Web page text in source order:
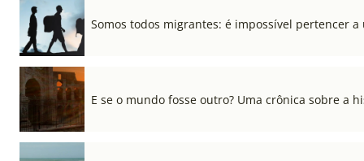
Somos todos migrantes: é impossível pertencer a
E se o mundo fosse outro? Uma crônica sobre a